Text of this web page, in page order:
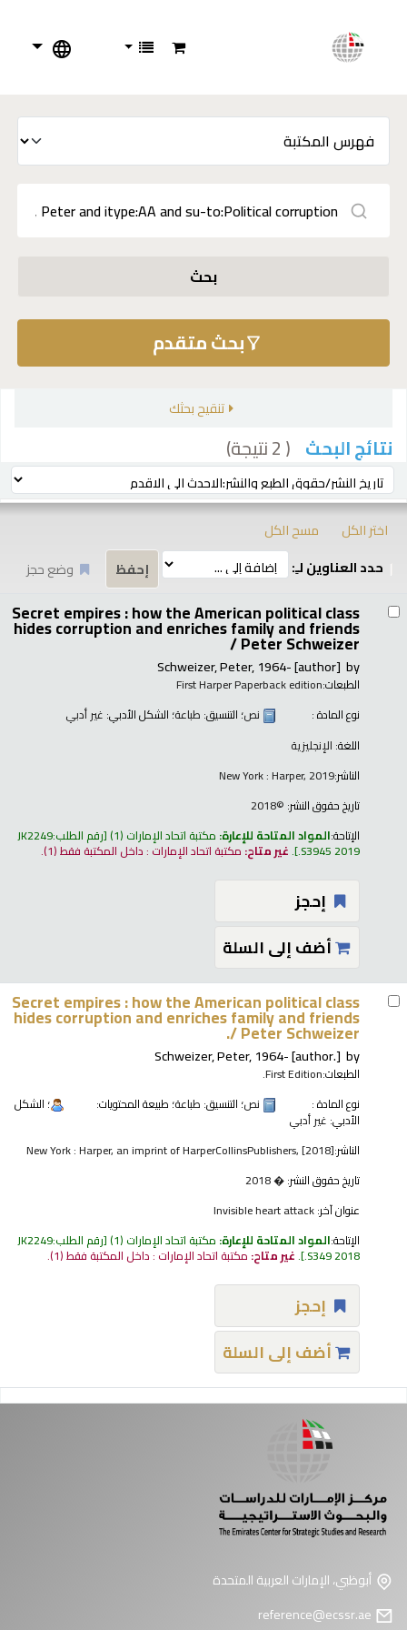
بحث
بحث متقدم
تنقيح بحثك
نتائج البحث ( 2 نتيجة)
ترتيب بواسطة:
اختر الكل
مسح الكل
حدد العناوين لـِ:
وضع حجز
Secret empires : how the American political class
hides corruption and enriches family and friends
/Peter Schweizer
by
Schweizer, Peter, 1964-[author]
الطبعات:First Harper Paperback edition
نوع المادة :
نص؛ التنسيق: طباعة؛ الشكل الأدبي: غير أدبي
اللغة: الإنجليزية
الناشر:New York : Harper, 2019
تاريخ حقوق النشر: ©2018
الإتاحة:المواد المتاحة للإعارة: مكتبة اتحاد الإمارات (1) رقم الطلب:JK2249
.S3945 2019
.غير متاح:مكتبة اتحاد الإمارات : داخل المكتبة فقط(1).
إحجز
أضف إلى السلة
Secret empires : how the American political class
hides corruption and enriches family and friends
/Peter Schweizer.
by
Schweizer, Peter, 1964-[author.]
الطبعات:First Edition.
نوع المادة :
نص؛ التنسيق: طباعة؛ طبيعة المحتويات: ؛ الشكل
الأدبي: غير أدبي
الناشر:New York : Harper, an imprint of HarperCollinsPublishers, [2018]
تاريخ حقوق النشر:� 2018
عنوان آخر:Invisible heart attack
الإتاحة:المواد المتاحة للإعارة: مكتبة اتحاد الإمارات (1) رقم الطلب:JK2249
.S349 2018
.غير متاح: مكتبة اتحاد الإمارات : داخل المكتبة فقط(1).
إحجز
أضف إلى السلة
أبوظبي، الإمارات العربية المتحدة